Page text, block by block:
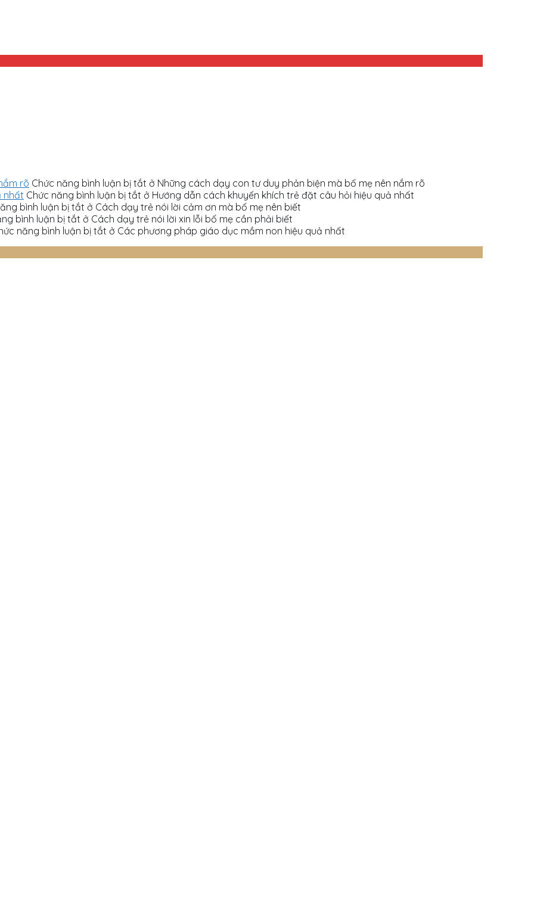
rõ Chức năng bình luận bị tắt ở Những cách dạy con tư duy phản biện mà bố mẹ nên nắm rõ
nhất Chức năng bình luận bị tắt ở Hướng dẫn cách khuyến khích trẻ đặt câu hỏi hiệu quả nhất
bình luận bị tắt ở Cách dạy trẻ nói lời cảm ơn mà bố mẹ nên biết
bình luận bị tắt ở Cách dạy trẻ nói lời xin lỗi bố mẹ cần phải biết
năng bình luận bị tắt ở Các phương pháp giáo dục mầm non hiệu quả nhất